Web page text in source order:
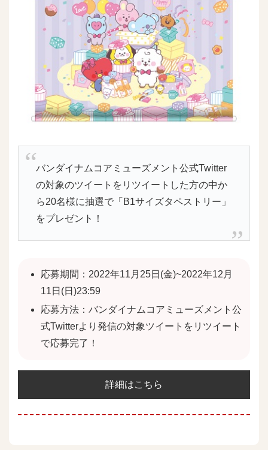
バンダイナムコアミューズメント公式Twitter
の対象のツイートをリツイートした方の中か
ら20名様に抽選で「B1サイズタペストリー」
をプレゼント！
応募期間：2022年11月25日(金)~2022年12月
11日(日)23:59
応募方法：バンダイナムコアミューズメント公
式Twitterより発信の対象ツイートをリツイート
で応募完了！
詳細はこちら